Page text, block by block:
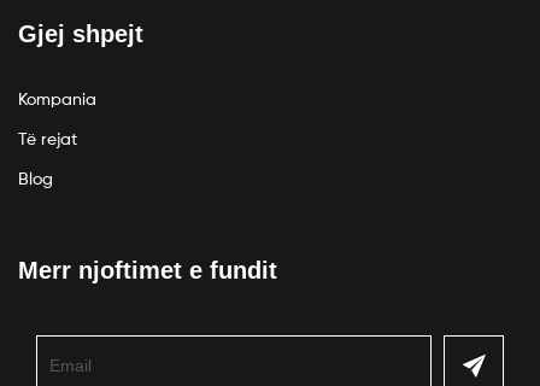
Gjej shpejt
Kompania
Të rejat
Blog
Merr njoftimet e fundit